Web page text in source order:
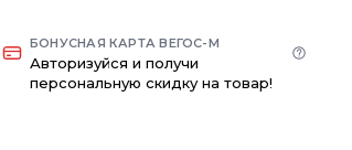
БОНУСНАЯ КАРТА ВЕГОС-М
Авторизуйся и получи
персональную скидку на товар!